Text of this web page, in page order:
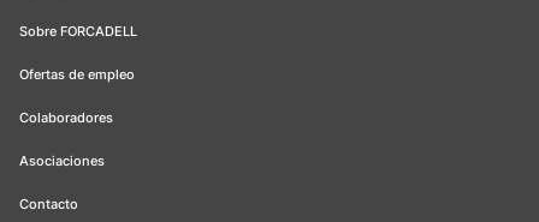
Sobre FORCADELL
Ofertas de empleo
Colaboradores
Asociaciones
Contacto